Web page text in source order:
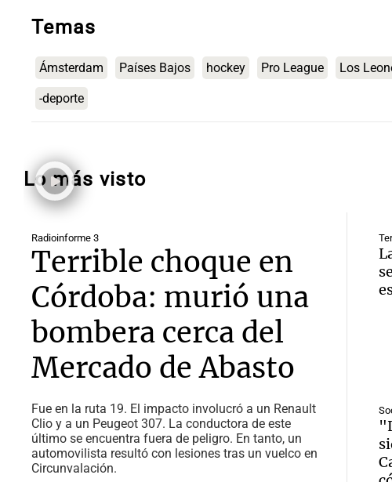
Temas
Ámsterdam Países Bajos hockey Pro League Los
-deporte
Lo más visto
Radioinforme 3
Terrible choque en
Córdoba: murió una
bombera cerca del
Mercado de Abasto
Fue en la ruta 19. El impacto involucró a un Renault
Clio y a un Peugeot 307. La conductora de este
último se encuentra fuera de peligro. En tanto, un
automovilista resultó con lesiones tras un vuelco en
Circunvalación.